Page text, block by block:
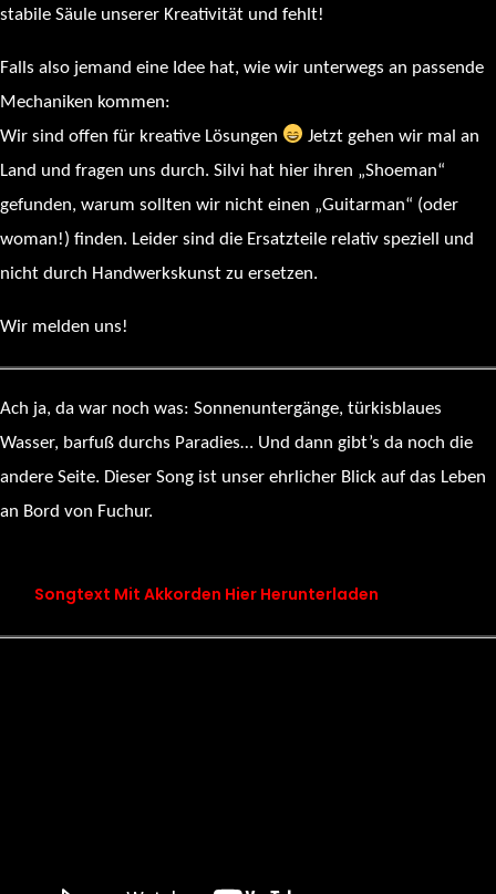
stabile Säule unserer Kreativität und fehlt!
Falls also jemand eine Idee hat, wie wir unterwegs an passende
Mechaniken kommen:
Wir sind offen für kreative Lösungen
Jetzt gehen wir mal an
Land und fragen uns durch. Silvi hat hier ihren „Shoeman“
gefunden, warum sollten wir nicht einen „Guitarman“ (oder
woman!) finden. Leider sind die Ersatzteile relativ speziell und
nicht durch Handwerkskunst zu ersetzen.
Wir melden uns!
Ach ja, da war noch was: Sonnenuntergänge, türkisblaues
Wasser, barfuß durchs Paradies… Und dann gibt’s da noch die
andere Seite. Dieser Song ist unser ehrlicher Blick auf das Leben
an Bord von Fuchur.
Songtext Mit Akkorden Hier Herunterladen